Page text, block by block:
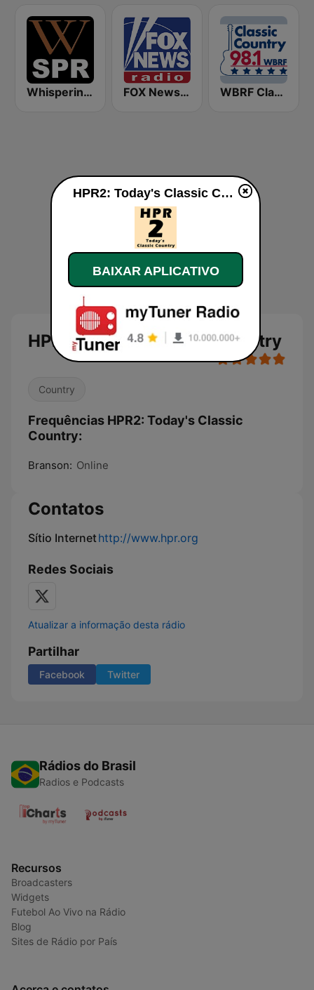
Whisperings: Solo Piano Radio FOX News Radio WBRF Classic Country 98.1 FM
HPR2: Today's Classic Country
Country
Frequências HPR2: Today's Classic
Country:
Branson: Online
Contatos
Sítio Internethttp://www.hpr.org
Redes Sociais
Atualizar a informação desta rádio
Partilhar
Facebook Twitter
Rádios do Brasil
Radios e Podcasts
Recursos
Broadcasters
Widgets
Futebol Ao Vivo na Rádio
Blog
Sites de Rádio por País
HPR2: Today's Classic Country ao vivo
BAIXAR APLICATIVO